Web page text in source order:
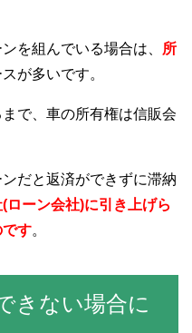
を組んでいる場合は、 所
が多いです。
で、車の所有権は信販会
だと返済ができずに滞納
ローン会社)に引き上げら
す。
きない場合に